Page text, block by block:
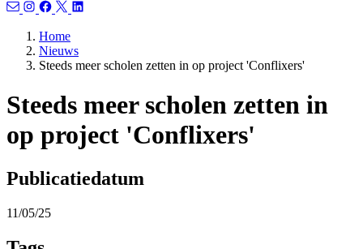
Home
Nieuws
Steeds meer scholen zetten in op project 'Conflixers'
Steeds meer scholen zetten in
op project 'Conflixers'
Publicatiedatum
11/05/25